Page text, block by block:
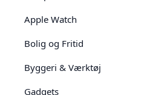
Apple Watch
Bolig og Fritid
Byggeri & Værktøj
Gadgets